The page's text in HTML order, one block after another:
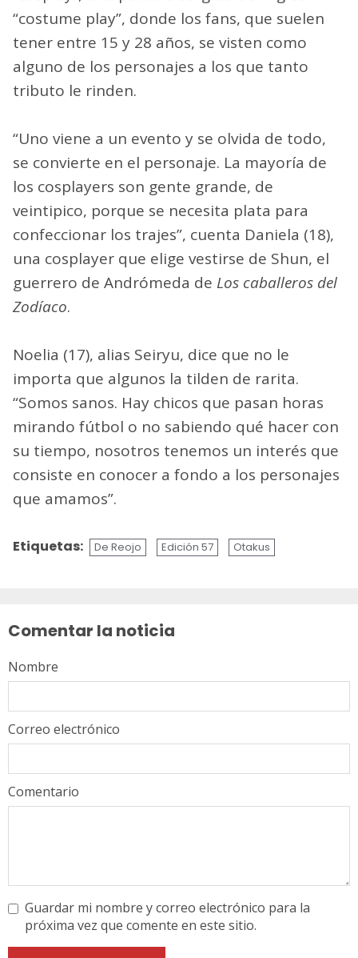
“costume play”, donde los fans, que suelen
tener entre 15 y 28 años, se visten como
alguno de los personajes a los que tanto
tributo le rinden.
“Uno viene a un evento y se olvida de todo,
se convierte en el personaje. La mayoría de
los cosplayers son gente grande, de
veintipico, porque se necesita plata para
confeccionar los trajes”, cuenta Daniela (18),
una cosplayer que elige vestirse de Shun, el
guerrero de Andrómeda de Los caballeros del
Zodíaco.
Noelia (17), alias Seiryu, dice que no le
importa que algunos la tilden de rarita.
“Somos sanos. Hay chicos que pasan horas
mirando fútbol o no sabiendo qué hacer con
su tiempo, nosotros tenemos un interés que
consiste en conocer a fondo a los personajes
que amamos”.
Etiquetas: De Reojo Edición 57 Otakus
Comentar la noticia
Comentario
Nombre
Correo electrónico
Guardar mi nombre y correo electrónico para la
próxima vez que comente en este sitio.